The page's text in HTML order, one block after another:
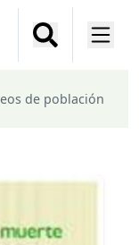
de población